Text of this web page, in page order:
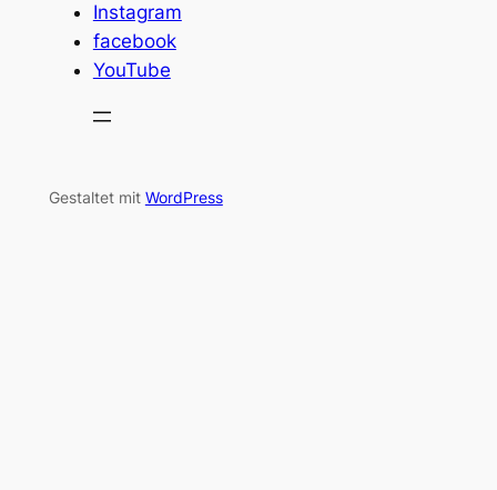
Instagram
facebook
YouTube
Gestaltet mit WordPress